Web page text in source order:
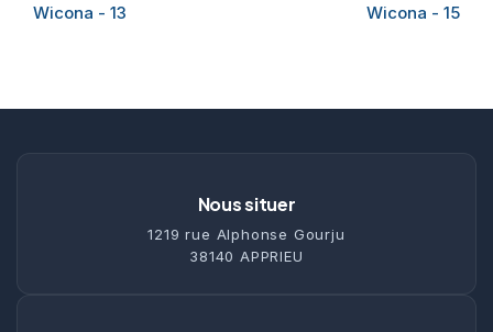
Wicona - 13
Wicona - 15
Nous situer
1219 rue Alphonse Gourju
38140 APPRIEU